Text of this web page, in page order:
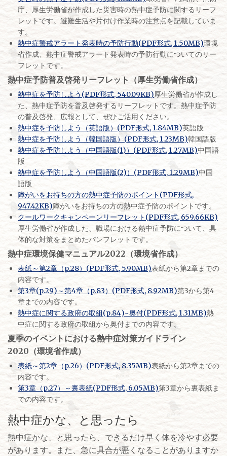
庁、厚生労働省が作成した災害時の熱中症予防に関するリーフ
レットです。避難生活や片付け作業時の注意点を記載していま
す。
熱中症警戒アラート発表時の予防行動(PDF形式, 1.50MB)環境
省作成、熱中症警戒アラート発表時の予防行動についてのリー
フレットです。
熱中症予防普及啓発リーフレット（厚生労働省作成）
熱中症を予防しよう(PDF形式, 540.09KB)厚生労働省が作成し
た、熱中症予防を普及啓発するリーフレットです。熱中症予防
の普及啓発、広報として、ぜひご活用ください。
熱中症を予防しよう（英語版）(PDF形式, 1.84MB)英語版
熱中症を予防しよう（韓国語版）(PDF形式, 1.23MB)韓国語版
熱中症を予防しよう（中国語版(1)）(PDF形式, 1.27MB)中国語
版
熱中症を予防しよう（中国語版(2)）(PDF形式, 1.29MB)中国
語版
障がいをお持ちの方の熱中症予防のポイント(PDF形式,
947.42KB)障がいをお持ちの方の熱中症予防のポイントです。
クールワークキャンペーンリーフレット(PDF形式, 659.66KB)
厚生労働省が作成した、職場における熱中症予防について、具
体的な対策をまとめたパンフレットです。
熱中症環境保健マニュアル2022（環境省作成）
表紙～第2章（p.28）(PDF形式, 5.90MB)表紙から第2章までの
内容です。
第3章(p.29)～第4章（p.83）(PDF形式, 8.92MB)第3から第4
章までの内容です。
熱中症に関する政府の取組(p.84)~奥付(PDF形式, 1.31MB)熱
中症に関する政府の取組から奥付までの内容です。
夏季のイベントにおける熱中症対策ガイドライン
2020（環境省作成）
表紙～第2章（p.26）(PDF形式, 8.35MB)表紙から第2章までの
内容です。
第3章（p.27）～裏表紙(PDF形式, 6.05MB)第3章から裏表紙ま
での内容です。
熱中症かな、と思ったら
熱中症かな、と思ったら、できるだけ早く体を冷やす必要
があります。また、急に具合が悪くなることがありますか